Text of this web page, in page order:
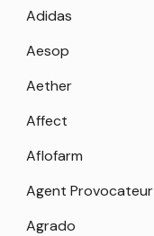
Adidas
Aesop
Aether
Affect
Aflofarm
Agent Provocateur
Agrado